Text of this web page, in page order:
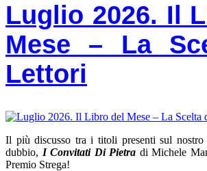
Luglio 2026. Il
Mese – La
Lettori
Il più discusso tra i titoli presenti sul
dubbio, I Convitati Di Pietra di Michele
Premio Strega!